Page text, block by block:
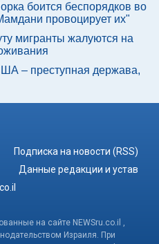
боится беспорядков во
провоцирует их"
мигранты жалуются на
– преступная держава,
Подписка на новости (RSS)
Данные редакции и устав
на сайте NEWSru.co.il ,
Израиля. При